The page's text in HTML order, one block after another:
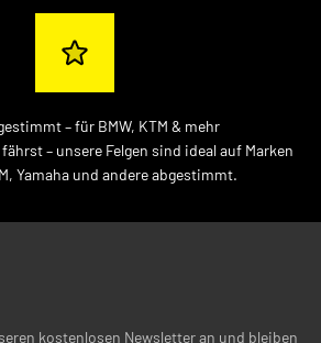
– für BMW, KTM & mehr
– unsere Felgen sind ideal auf Marken
Yamaha und andere abgestimmt.
kostenlosen Newsletter an und bleiben